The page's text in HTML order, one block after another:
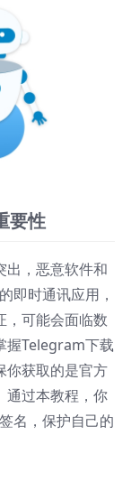
要性
出，恶意软件和
即时通讯应用，
，可能会面临数
握Telegram下载
你获取的是官方
通过本教程，你
名，保护自己的